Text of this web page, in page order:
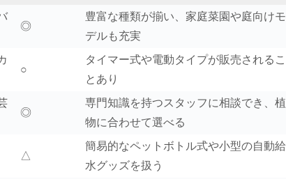
◎
豊富な種類が揃い、家庭菜園や庭向けモ
デルも充実
○
タイマー式や電動タイプが販売されるこ
とあり
◎
専門知識を持つスタッフに相談でき、植
物に合わせて選べる
△
簡易的なペットボトル式や小型の自動給
水グッズを扱う